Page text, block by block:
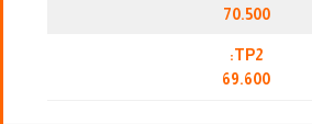
70.500
TP2:
69.600